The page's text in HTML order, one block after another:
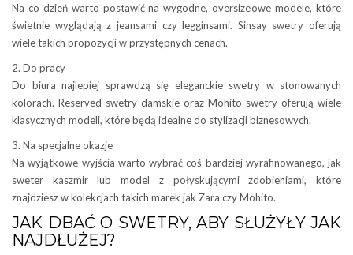
Na co dzień warto postawić na wygodne, oversize’owe modele, które
świetnie wyglądają z jeansami czy legginsami. Sinsay swetry oferują
wiele takich propozycji w przystępnych cenach.
2. Do pracy
Do biura najlepiej sprawdzą się eleganckie swetry w stonowanych
kolorach. Reserved swetry damskie oraz Mohito swetry oferują wiele
klasycznych modeli, które będą idealne do stylizacji biznesowych.
3. Na specjalne okazje
Na wyjątkowe wyjścia warto wybrać coś bardziej wyrafinowanego, jak
sweter kaszmir lub model z połyskującymi zdobieniami, które
znajdziesz w kolekcjach takich marek jak Zara czy Mohito.
JAK DBAĆ O SWETRY, ABY SŁUŻYŁY JAK
NAJDŁUŻEJ?